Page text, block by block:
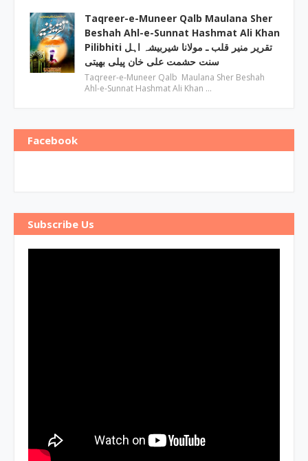
Taqreer-e-Muneer Qalb Maulana Sher
Beshah Ahl-e-Sunnat Hashmat Ali Khan
Pilibhiti تقریر منیر قلب ـ مولانا شیربیشہ اہل
سنت حشمت علی خان پیلی بھیتی
Taqreer-e-Muneer Qalb Maulana Sher Beshah
Ahl-e-Sunnat Hashmat Ali Khan …
Facebook
Subscribe Us